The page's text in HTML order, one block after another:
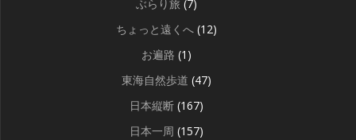
ぶらり旅 (7)
ちょっと遠くへ (12)
お遍路 (1)
東海自然歩道 (47)
日本縦断 (167)
日本一周 (157)